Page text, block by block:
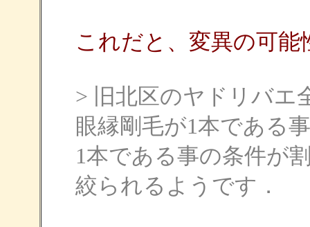
これだと、変異の可
> 旧北区のヤドリバエ
眼縁剛毛が1本である
1本である事の条件が
絞られるようです．